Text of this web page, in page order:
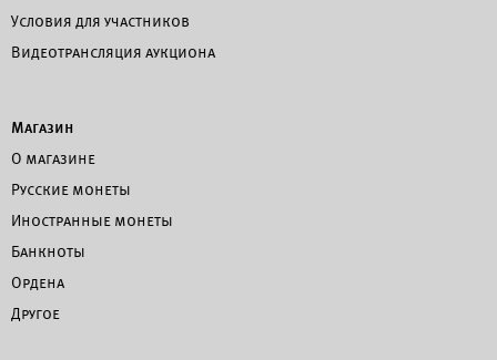
Условия для участников
Видеотрансляция аукциона
Магазин
О магазине
Русские монеты
Иностранные монеты
Банкноты
Ордена
Другое